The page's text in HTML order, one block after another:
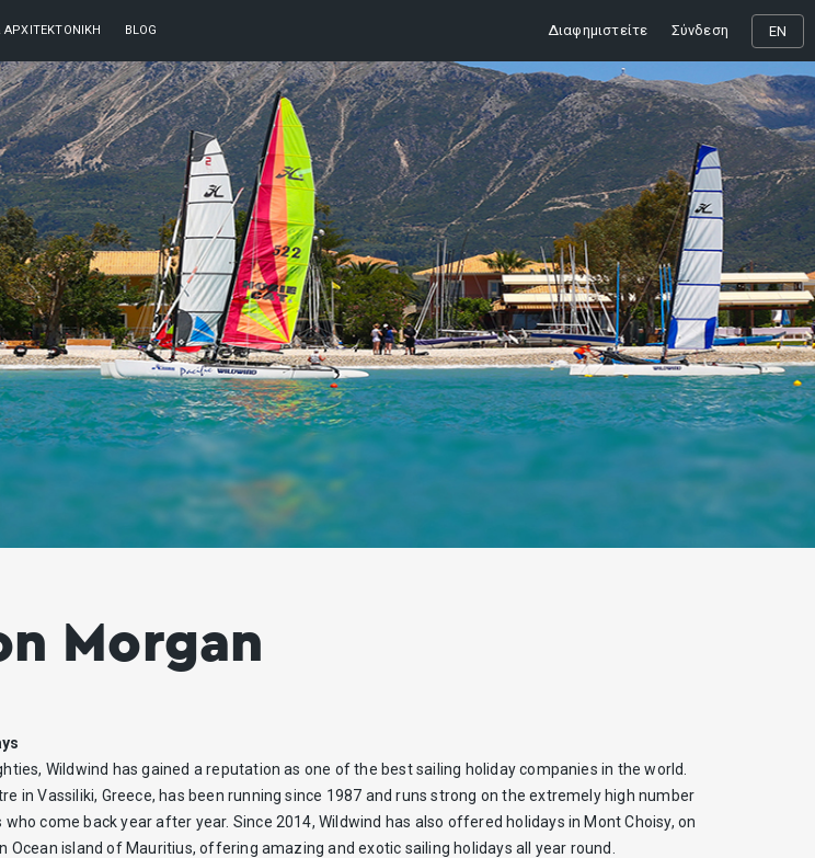
ΑΡΧΙΤΕΚΤΟΝΙΚΉ BLOG Διαφημιστείτε Σύνδεση EN
Morgan
Wildwind has gained a reputation as one of the best sailing holiday companies in the world.
in Vassiliki, Greece, has been running since 1987 and runs strong on the extremely high number
come back year after year. Since 2014, Wildwind has also offered holidays in Mont Choisy, on
Ocean island of Mauritius, offering amazing and exotic sailing holidays all year round.